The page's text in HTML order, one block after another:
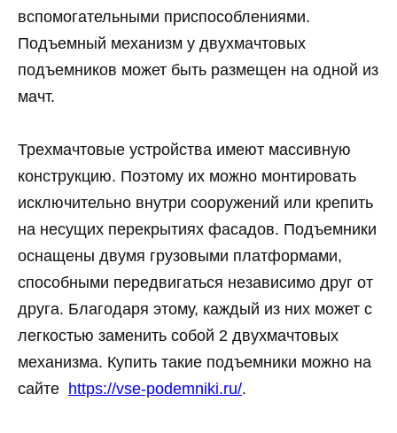
вспомогательными приспособлениями.
Подъемный механизм у двухмачтовых
подъемников может быть размещен на одной из
мачт.
Трехмачтовые устройства имеют массивную
конструкцию. Поэтому их можно монтировать
исключительно внутри сооружений или крепить
на несущих перекрытиях фасадов. Подъемники
оснащены двумя грузовыми платформами,
способными передвигаться независимо друг от
друга. Благодаря этому, каждый из них может с
легкостью заменить собой 2 двухмачтовых
механизма. Купить такие подъемники можно на
сайте https://vse-podemniki.ru/.